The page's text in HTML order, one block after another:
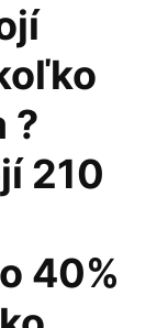
?
210
40%